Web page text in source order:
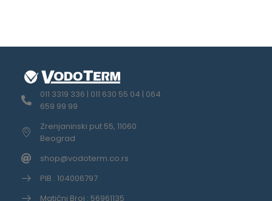
011 3319 336 | 011 630 55 04 | 064
659 99 99
Zrenjaninski put 55, 11060
Beograd
shop@vodoterm.co.rs
PIB : 104006797
Matični Broj : 56961135